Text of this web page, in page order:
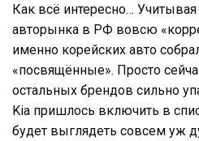
Как всё интересно… Учитывая
авторынка в РФ вовсю
именно корейских авто
«посвящённые». Просто
остальных брендов сильно
Kia пришлось включить в
будет выглядеть совсем уж